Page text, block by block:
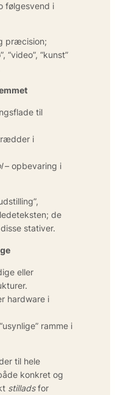
følgesvend i
præcision;
“kunst”
til
i
– opbevaring i
de
stativer.
eller
hardware i
ramme i
til hele
konkret og
stilladsfor